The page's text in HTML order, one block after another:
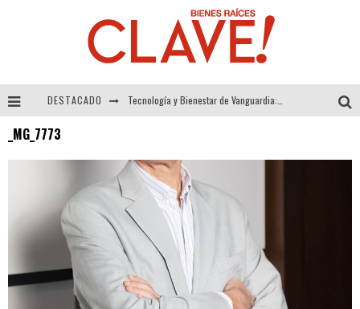
DESTACADO
Alexandra Bedoya – La Constancia detrás de La Paletería
_MG_7773